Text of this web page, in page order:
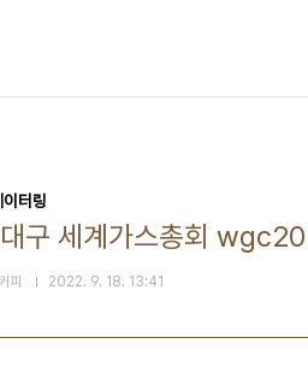
터링
구 세계가스총회
피 2022. 9. 18. 13:41